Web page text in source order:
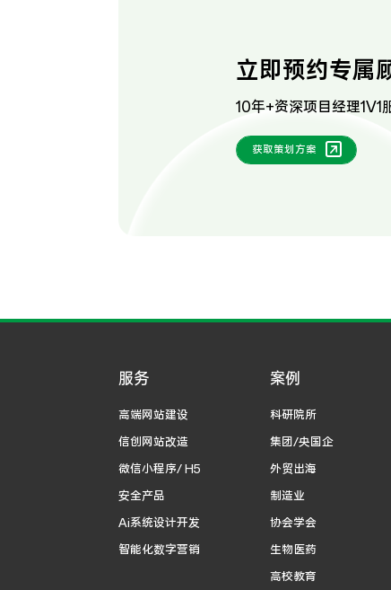
立即预约专属
10年+资深项目经理
获取策划方案
服务
高端网站建设
信创网站改造
微信小程序/ H5
安全产品
Ai系统设计开发
智能化数字营销
案例
科研院所
集团/央国企
外贸出海
制造业
协会学会
生物医药
高校教育